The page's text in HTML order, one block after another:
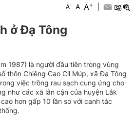
A- A A+
ở Đạ Tông
1987) là người đầu tiên trong vùng
thôn Chiêng Cao Cil Múp, xã Đạ Tông
việc trồng rau sạch cung ứng cho
như các xã lân cận của huyện Lắk
hơn gấp 10 lần so với canh tác